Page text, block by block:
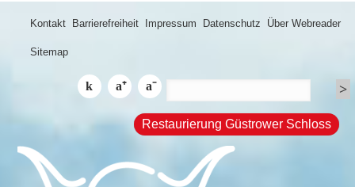
Kontakt Barrierefreiheit Impressum Datenschutz Über Webreader
Sitemap
Restaurierung Güstrower Schloss